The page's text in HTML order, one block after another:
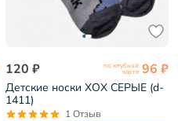
120 ₽ по клубной
карте 96 ₽
Детские носки ХОХ СЕРЫЕ (d-
1411)
1 Отзыв